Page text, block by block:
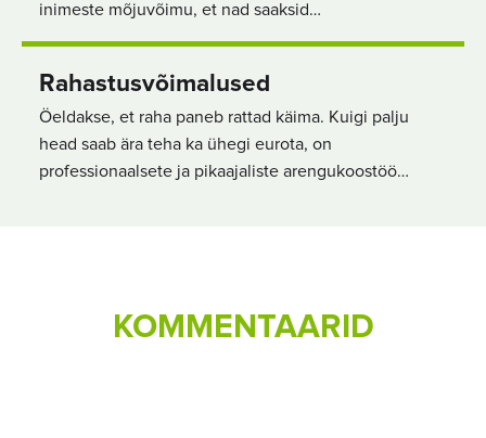
inimeste mõjuvõimu, et nad saaksid…
Rahastusvõimalused
Öeldakse, et raha paneb rattad käima. Kuigi palju
head saab ära teha ka ühegi eurota, on
professionaalsete ja pikaajaliste arengukoostöö…
KOMMENTAARID